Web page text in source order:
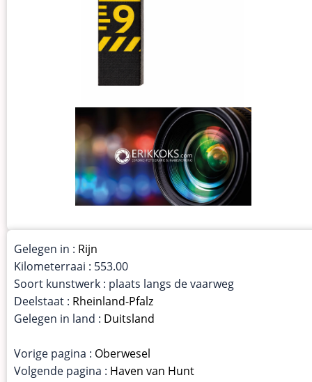
Gelegen in : Rijn
Kilometerraai : 553.00
Soort kunstwerk : plaats langs de vaarweg
Deelstaat : Rheinland-Pfalz
Gelegen in land : Duitsland
Vorige pagina : Oberwesel
Volgende pagina : Haven van Hunt